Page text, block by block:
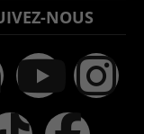
NOUS